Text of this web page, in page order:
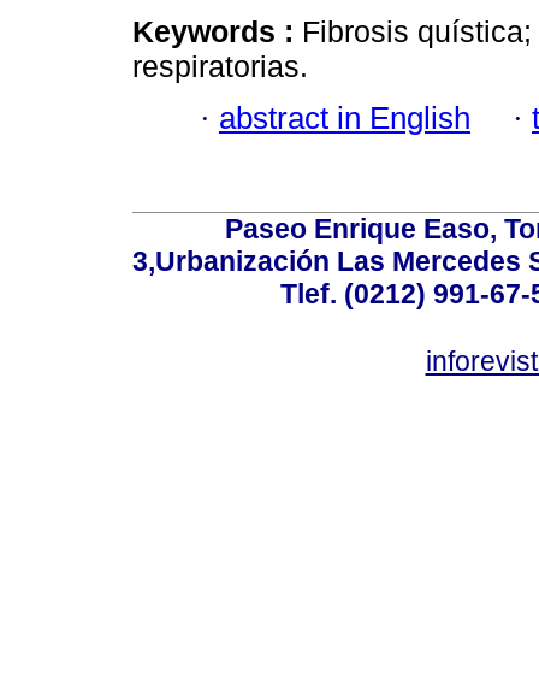
Keywords : Fibrosis
respiratorias.
· abstract in English ·
Paseo Enrique Easo,
3,Urbanización Las Mercedes
Tlef. (0212) 991-